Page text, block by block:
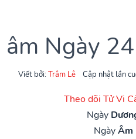
âm Ngày
Viết bởi: Trâm Lê Cập nhật lần
Theo dõi Tử Vi
Ngày
NgàyÂm